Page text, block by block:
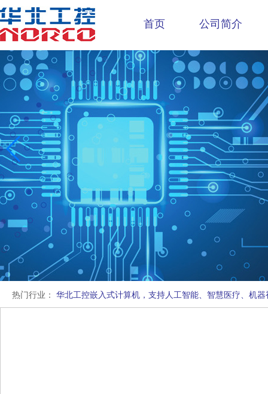
首页 公司简介
热门行业： 华北工控嵌入式计算机，支持人工智能、智慧医疗、机